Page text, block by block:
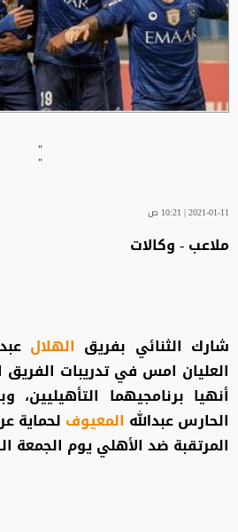
"
"
2021-01-11 | 10:21 ص
ملاعب - وكالات
شارك الثنائي بفريق الهلال
العليان امس في تدريبات الفريق
أنهيا برنامجيهما التأهيليين،
الحارس عبدالله المعيوف لحماية
المرتقبة ضد الأهلي يوم الجمعة